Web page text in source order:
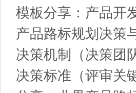
模板分享：产品开
产品路标规划决策
决策机制（决策团
决策标准（评审关